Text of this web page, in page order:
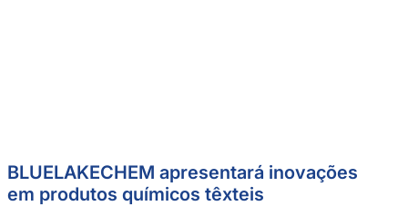
BLUELAKECHEM apresentará inovações
em produtos químicos têxteis